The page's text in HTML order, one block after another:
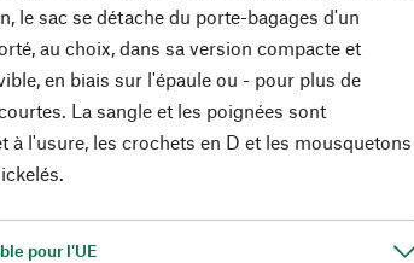
le sac se détache du porte-bagages d'un
au choix, dans sa version compacte et
en biais sur l'épaule ou - pour plus de
La sangle et les poignées sont
à l'usure, les crochets en D et les mousquetons
pour l'UE